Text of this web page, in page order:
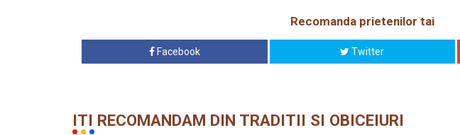
Recomanda prietenilor tai
Facebook Twitter
ITI RECOMANDAM DIN TRADITII SI OBICEIURI